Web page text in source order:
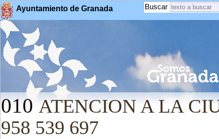
Ayuntamiento de Granada Buscar
010 ATENCION A LA
958 539 697